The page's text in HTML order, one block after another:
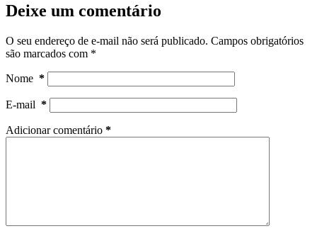
Deixe um comentário
O seu endereço de e-mail não será publicado. Campos obrigatórios
são marcados com *
Nome *
E-mail *
Adicionar comentário *